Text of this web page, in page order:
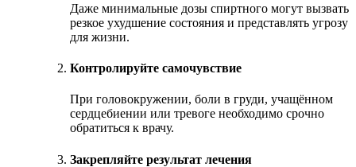
Даже минимальные дозы спиртного могут вызвать
резкое ухудшение состояния и представлять угрозу
для жизни.
Контролируйте самочувствие
При головокружении, боли в груди, учащённом
сердцебиении или тревоге необходимо срочно
обратиться к врачу.
Закрепляйте результат лечения